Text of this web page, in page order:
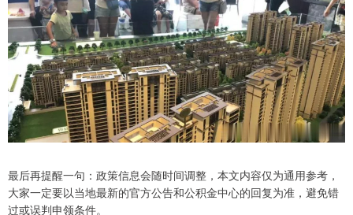
最后再提醒一句：政策信息会随时间调整，本文内容仅为通用参考，
大家一定要以当地最新的官方公告和公积金中心的回复为准，避免错
过或误判申领条件。